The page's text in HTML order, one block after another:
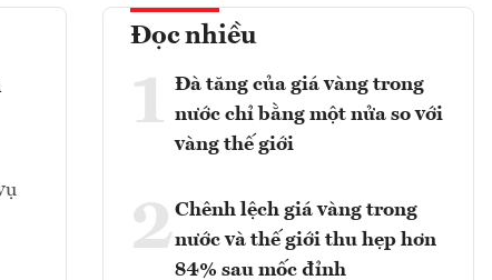
Đọc nhiều
1 Đà tăng của giá vàng trong
nước chỉ bằng một nửa so với
vàng thế giới
2Chênh lệch giá vàng trong
nước và thế giới thu hẹp hơn
84% sau mốc đỉnh